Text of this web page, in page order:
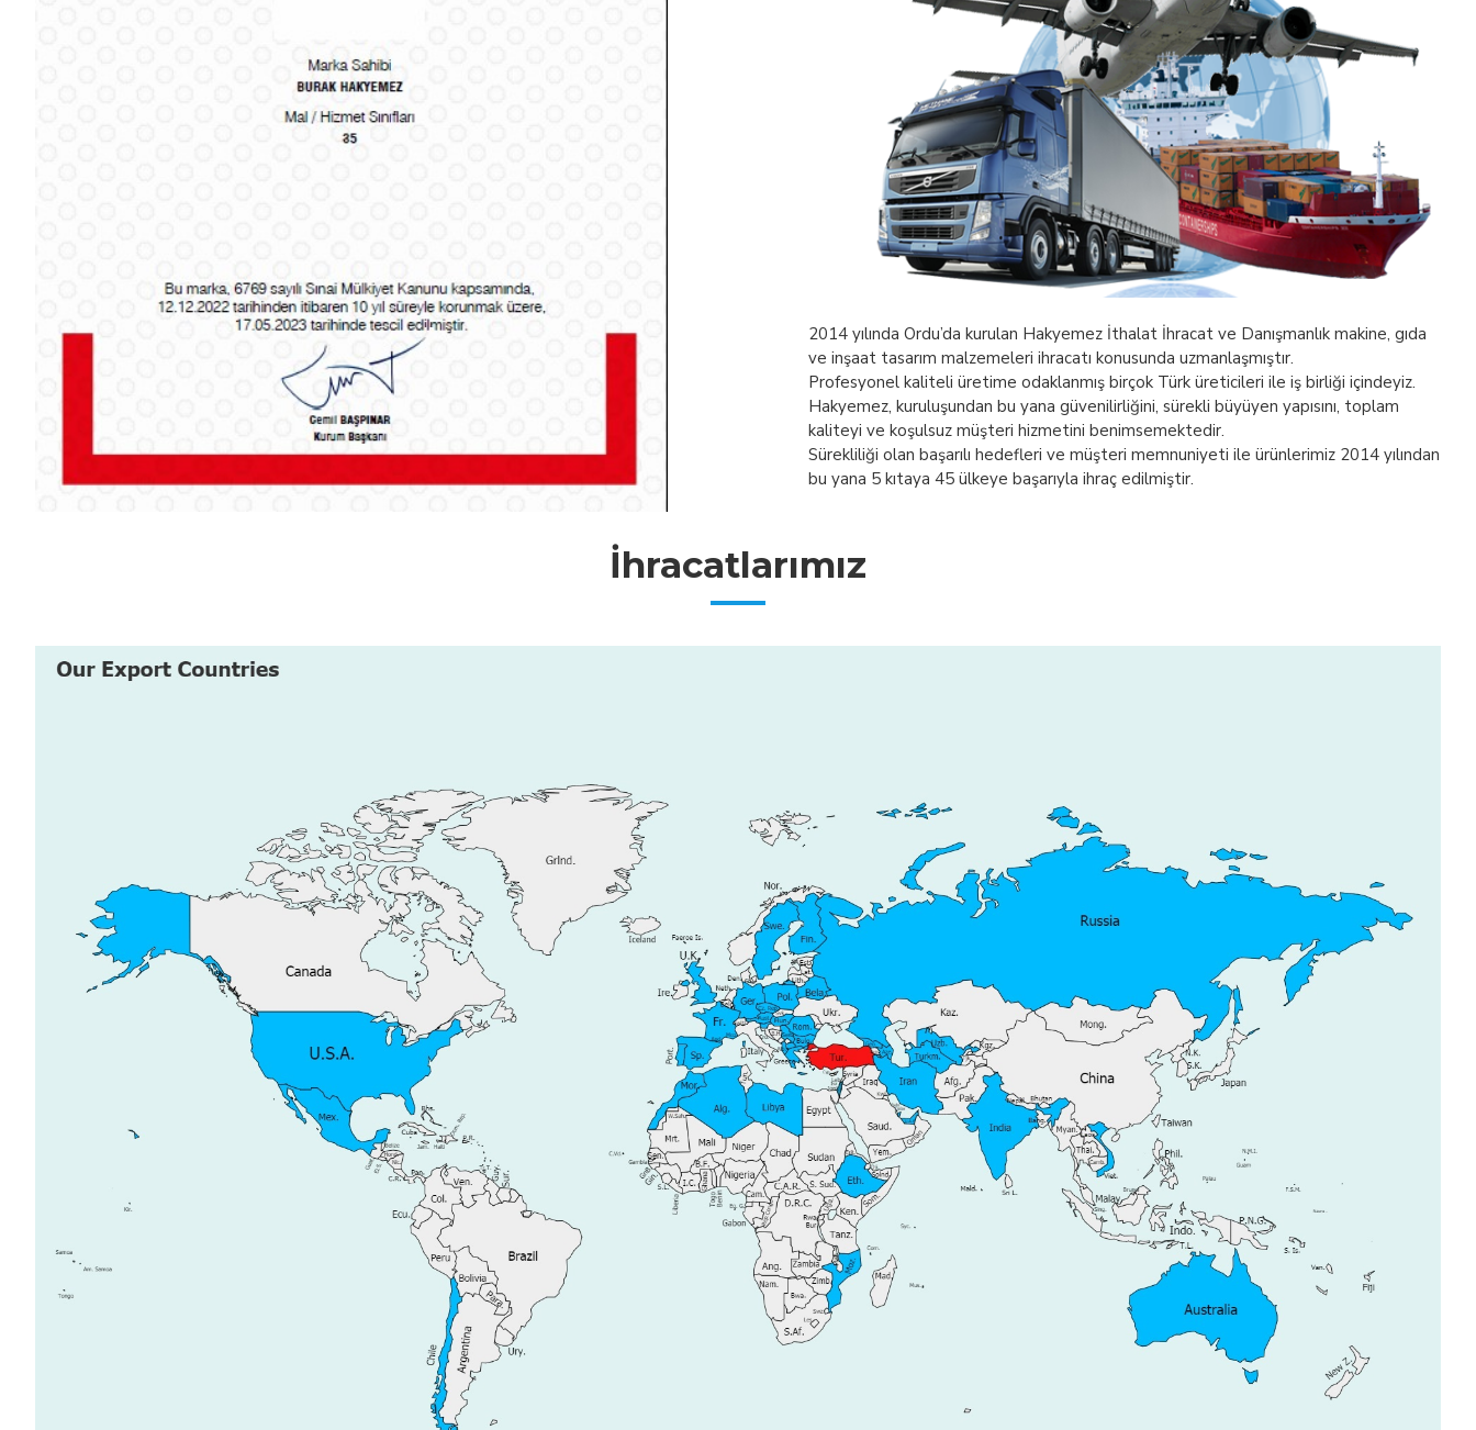
2014 yılında Ordu’da kurulan Hakyemez İthalat İhracat ve Danışmanlık makine, gıda
ve inşaat tasarım malzemeleri ihracatı konusunda uzmanlaşmıştır.
Profesyonel kaliteli üretime odaklanmış birçok Türk üreticileri ile iş birliği içindeyiz.
Hakyemez, kuruluşundan bu yana güvenilirliğini, sürekli büyüyen yapısını, toplam
kaliteyi ve koşulsuz müşteri hizmetini benimsemektedir.
Sürekliliği olan başarılı hedefleri ve müşteri memnuniyeti ile ürünlerimiz 2014 yılından
bu yana 5 kıtaya 45 ülkeye başarıyla ihraç edilmiştir.
İhracatlarımız